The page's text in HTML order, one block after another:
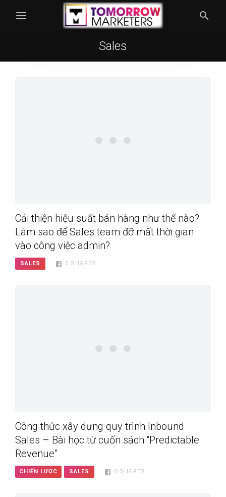
Sales
Cải thiện hiệu suất bán hàng như thế nào?
Làm sao để Sales team đỡ mất thời gian
vào công việc admin?
SALES 0 SHARES
Công thức xây dựng quy trình Inbound
Sales – Bài học từ cuốn sách “Predictable
Revenue”
CHIẾN LƯỢC SALES 0 SHARES